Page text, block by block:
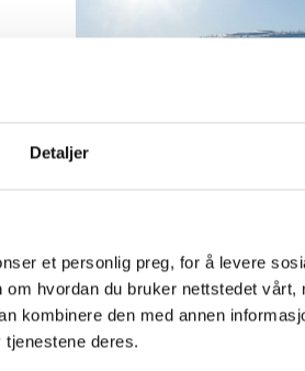
Detaljer
et personlig preg, for å levere
hvordan du bruker nettstedet vårt,
kombinere den med annen
deres.
Kvitplassen Kvitfjell